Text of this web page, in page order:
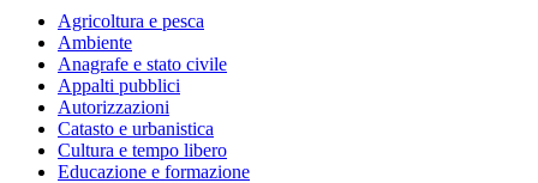
Agricoltura e pesca
Ambiente
Anagrafe e stato civile
Appalti pubblici
Autorizzazioni
Catasto e urbanistica
Cultura e tempo libero
Educazione e formazione